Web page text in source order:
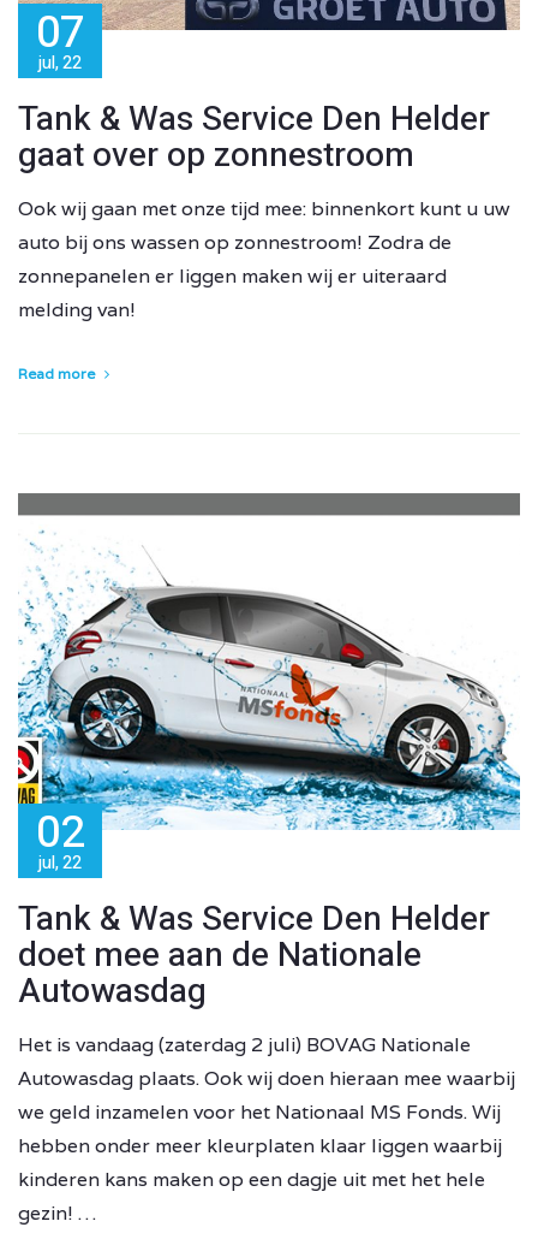
07
jul, 22
Tank & Was Service Den Helder
gaat over op zonnestroom
Ook wij gaan met onze tijd mee: binnenkort kunt u uw
auto bij ons wassen op zonnestroom! Zodra de
zonnepanelen er liggen maken wij er uiteraard
melding van!
Read more
02
jul, 22
Tank & Was Service Den Helder
doet mee aan de Nationale
Autowasdag
Het is vandaag (zaterdag 2 juli) BOVAG Nationale
Autowasdag plaats. Ook wij doen hieraan mee waarbij
we geld inzamelen voor het Nationaal MS Fonds. Wij
hebben onder meer kleurplaten klaar liggen waarbij
kinderen kans maken op een dagje uit met het hele
gezin! …